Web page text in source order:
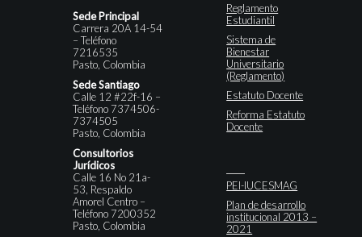
Sede Principal
Carrera 20A 14-54
– Teléfono
7216535
Pasto, Colombia
Sede Santiago
Calle 12 #22f-16 –
Teléfono 7374506-
7374505
Pasto, Colombia
Consultorios
Jurídicos
Calle 16 No 21a-
53, Respaldo
Amorel Centro –
Teléfono 7200352
Pasto, Colombia
Reglamento
Estudiantil
Sistema de
Bienestar
Universitario
(Reglamento)
Estatuto Docente
Reforma Estatuto
Docente
PEI-IUCESMAG
Plan de desarrollo
institucional 2013 –
2021